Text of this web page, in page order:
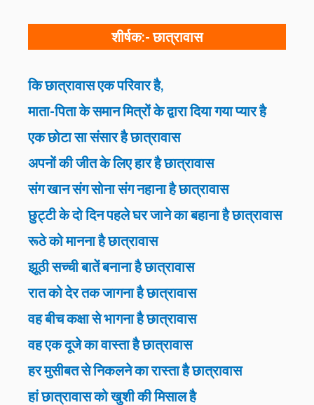
शीर्षक:-छात्रावास
कि छात्रावास एक परिवार है,
माता-पिता के समान मित्रों के द्वारा दिया गया प्यार है
एक छोटा सा संसार है छात्रावास
अपनों की जीत के लिए हार है छात्रावास
संग खान संग सोना संग नहाना है छात्रावास
छुट्टी के दो दिन पहले घर जाने का बहाना है छात्रावास
रूठे को मानना है छात्रावास
झूठी सच्ची बातें बनाना है छात्रावास
रात को देर तक जागना है छात्रावास
वह बीच कक्षा से भागना है छात्रावास
वह एक दूजे का वास्ता है छात्रावास
हर मुसीबत से निकलने का रास्ता है छात्रावास
हां छात्रावास को खुशी की मिसाल है